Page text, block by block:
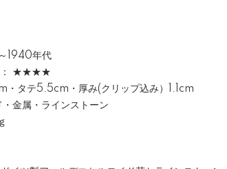
1940年代
： ★★★★
・タテ5.5cm・厚み(クリップ込み）1.1cm
金属・ラインストーン